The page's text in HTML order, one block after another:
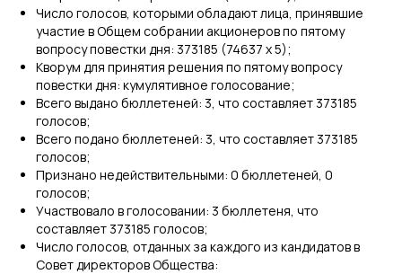
Число голосов, которыми обладают лица, принявшие
участие в Общем собрании акционеров по пятому
вопросу повестки дня: 373185 (74637 х 5);
Кворум для принятия решения по пятому вопросу
повестки дня: кумулятивное голосование;
Всего выдано бюллетеней: 3, что составляет 373185
голосов;
Всего подано бюллетеней: 3, что составляет 373185
голосов;
Признано недействительными: 0 бюллетеней, 0
голосов;
Участвовало в голосовании: 3 бюллетеня, что
составляет 373185 голосов;
Число голосов, отданных за каждого из кандидатов в
Совет директоров Общества: